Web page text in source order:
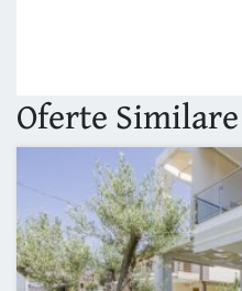
OferteSimilare